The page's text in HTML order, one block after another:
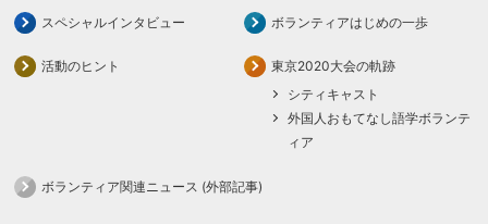
スペシャルインタビュー ボランティアはじめの一歩
活動のヒント
東京2020大会の軌跡
シティキャスト
外国人おもてなし語学ボランテ
ィア
ボランティア関連ニュース (外部記事)